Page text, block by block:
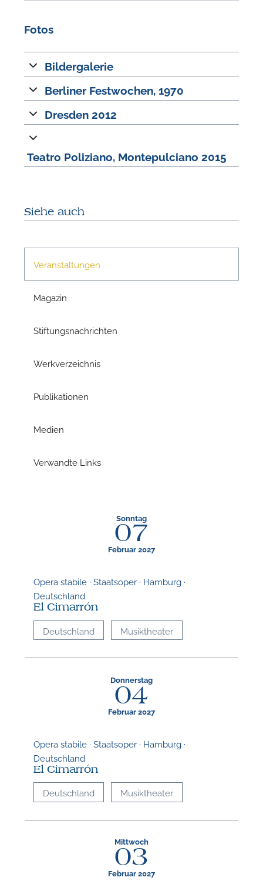
Fotos
Bildergalerie
Berliner Festwochen, 1970
Dresden 2012
Teatro Poliziano, Montepulciano 2015
Siehe auch
Veranstaltungen
Magazin
Stiftungsnachrichten
Werkverzeichnis
Publikationen
Medien
Verwandte Links
Sonntag
07
Februar 2027
Opera stabile · Staatsoper · Hamburg ·
Deutschland
El Cimarrón
Deutschland Musiktheater
Donnerstag
04
Februar 2027
Opera stabile · Staatsoper · Hamburg ·
Deutschland
El Cimarrón
Deutschland Musiktheater
Mittwoch
03
Februar 2027